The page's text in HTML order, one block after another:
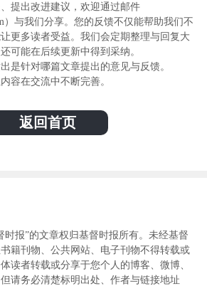
提出改进建议，欢迎通过邮件
）与我们分享。您的反馈不仅能帮助我们不
更多读者受益。我们会定期整理与回复大
可能在后续更新中得到采纳。
是针对哪篇文章提出的意见与反馈。
容在交流中不断完善。
返回首页
时报”的文章权归基督时报所有。未经基督
籍刊物、公共网站、电子刊物不得转载或
读者转载或分享于您个人的博客、微博、
请务必清楚标明出处、作者与链接地址